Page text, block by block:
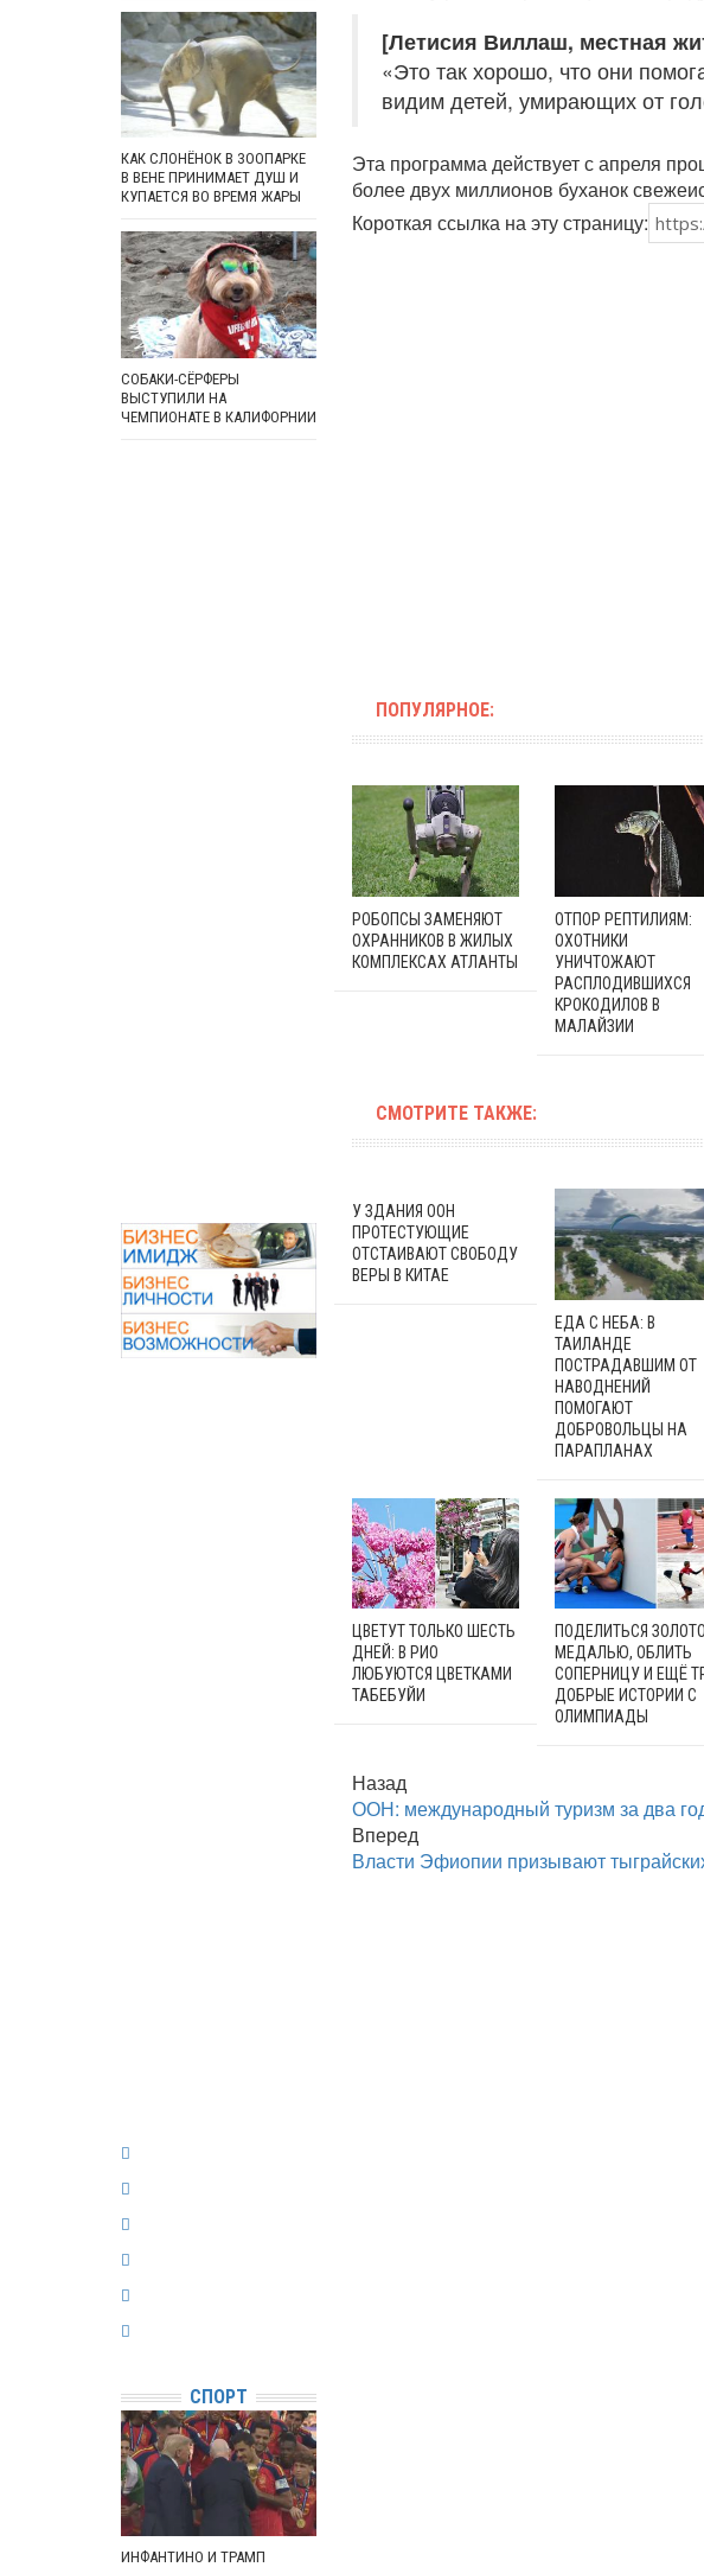
[Летисия Виллаш, местная
«Это так хорошо, что они
видим детей, умирающих от
Эта программа действует с апреля
более двух миллионов буханок
Короткая ссылка на эту страницу:
ПОПУЛЯРНОЕ:
РОБОПСЫ ЗАМЕНЯЮТ
ОХРАННИКОВ В ЖИЛЫХ
КОМПЛЕКСАХ АТЛАНТЫ
ОТПОР РЕПТИЛИЯМ:
ОХОТНИКИ
УНИЧТОЖАЮТ
РАСПЛОДИВШИХСЯ
КРОКОДИЛОВ В
МАЛАЙЗИИ
СМОТРИТЕ ТАКЖЕ:
У ЗДАНИЯ ООН
ПРОТЕСТУЮЩИЕ
ОТСТАИВАЮТ СВОБОДУ
ВЕРЫ В КИТАЕ
ЕДА С НЕБА: В
ТАИЛАНДЕ
ПОСТРАДАВШИМ ОТ
НАВОДНЕНИЙ
ПОМОГАЮТ
ДОБРОВОЛЬЦЫ НА
ПАРАПЛАНАХ
ЦВЕТУТ ТОЛЬКО ШЕСТЬ
ДНЕЙ: В РИО
ЛЮБУЮТСЯ ЦВЕТКАМИ
ТАБЕБУЙИ
ПОДЕЛИТЬСЯ
МЕДАЛЬЮ, ОБЛИТЬ
СОПЕРНИЦУ И ЕЩЁ
ДОБРЫЕ ИСТОРИИ С
ОЛИМПИАДЫ
Назад
ООН: международный туризм за два
Вперед
Власти Эфиопии призывают
КАК СЛОНЁНОК В ЗООПАРКЕ
В ВЕНЕ ПРИНИМАЕТ ДУШ И
КУПАЕТСЯ ВО ВРЕМЯ ЖАРЫ
СОБАКИ-СЁРФЕРЫ
ВЫСТУПИЛИ НА
ЧЕМПИОНАТЕ В КАЛИФОРНИИ
СПОРТ
ИНФАНТИНО И ТРАМП